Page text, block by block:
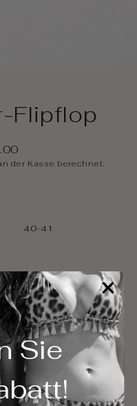
Flipflop
der Kasse berechnet.
40-41
Sie